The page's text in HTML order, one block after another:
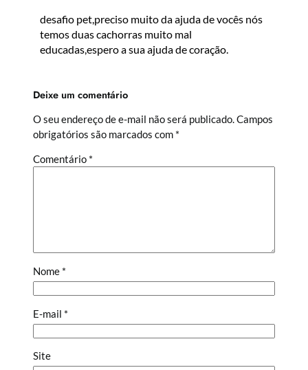
desafio pet,preciso muito da ajuda de vocês nós
temos duas cachorras muito mal
educadas,espero a sua ajuda de coração.
Deixe um comentário
O seu endereço de e-mail não será publicado. Campos
obrigatórios são marcados com *
Comentário *
Nome *
E-mail *
Site